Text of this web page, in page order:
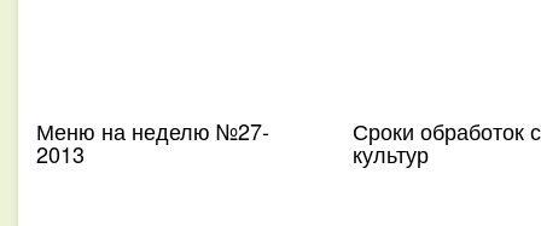
Меню на неделю №27-
2013
Сроки обработок
культур